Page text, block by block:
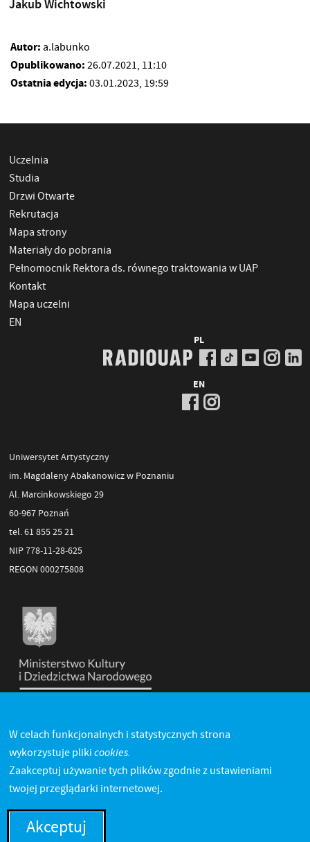
Jakub Wichtowski
Autor: a.labunko
Opublikowano: 26.07.2021, 11:10
Ostatnia edycja: 03.01.2023, 19:59
Uczelnia
Studia
Drzwi Otwarte
Rekrutacja
Mapa strony
Materiały do pobrania
Pełnomocnik Rektora ds. równego traktowania w UAP
Kontakt
Mapa uczelni
EN
PL
EN
Uniwersytet Artystyczny
im. Magdaleny Abakanowicz w Poznaniu
Al. Marcinkowskiego 29
60-967 Poznań
tel. 61 855 25 21
NIP 778-11-28-625
REGON 000275808
W celach funkcjonalnych i statystycznych strona
wykorzystuje pliki cookies.
Zaakceptuj używanie tych plików zgodnie z ustawieniami
twojej przeglądarki internetowej.
Akceptuj